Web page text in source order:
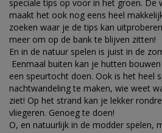
speciale tips op voor in het groen. De
maakt het ook nog eens heel
zoeken waar je de tips kan
meer om op de bank te blijven zitten!
En in de natuur spelen is juist in de
Eenmaal buiten kan je hutten
een speurtocht doen. Ook is het heel
nachtwandeling te maken, wie weet
ziet! Op het strand kan je lekker
vliegeren. Genoeg te doen!
O, en natuurlijk in de modder spelen,